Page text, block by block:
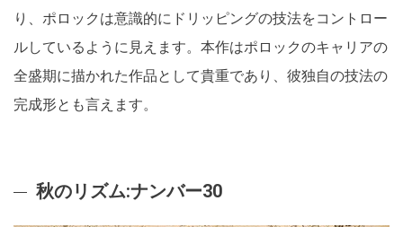
り、ポロックは意識的にドリッピングの技法をコントロー
ルしているように見えます。本作はポロックのキャリアの
全盛期に描かれた作品として貴重であり、彼独自の技法の
完成形とも言えます。
秋のリズム:ナンバー30